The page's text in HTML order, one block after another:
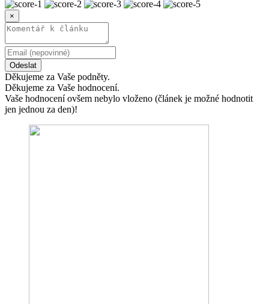
×
Odeslat
Děkujeme za Vaše podněty.
Děkujeme za Vaše hodnocení.
Vaše hodnocení ovšem nebylo vloženo (článek je možné hodnotit
jen jednou za den)!